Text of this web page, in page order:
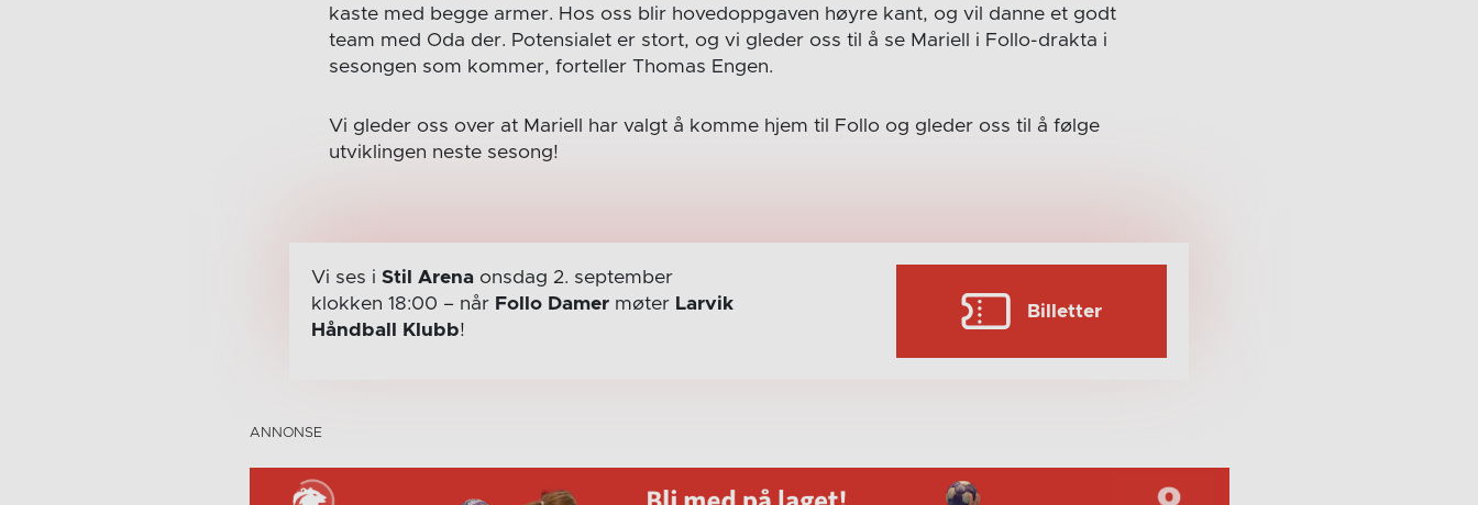
kaste med begge armer. Hos oss blir hovedoppgaven høyre kant, og vil danne et godt
team med Oda der. Potensialet er stort, og vi gleder oss til å se Mariell i Follo-drakta i
sesongen som kommer, forteller Thomas Engen.
Vi gleder oss over at Mariell har valgt å komme hjem til Follo og gleder oss til å følge
utviklingen neste sesong!
Vi ses i Stil Arenaonsdag 2. september
klokken 18:00 – når Follo Damermøter Larvik
Håndball Klubb!
Billetter